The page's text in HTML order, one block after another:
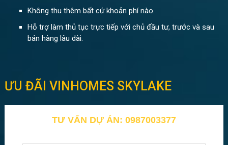
Không thu thêm bất cứ khoản phí nào.
Hỗ trợ làm thủ tục trực tiếp với chủ đầu tư, trước và sau
bán hàng lâu dài.
ƯU ĐÃI VINHOMES SKYLAKE
TƯ VẤN DỰ ÁN: 0987003377